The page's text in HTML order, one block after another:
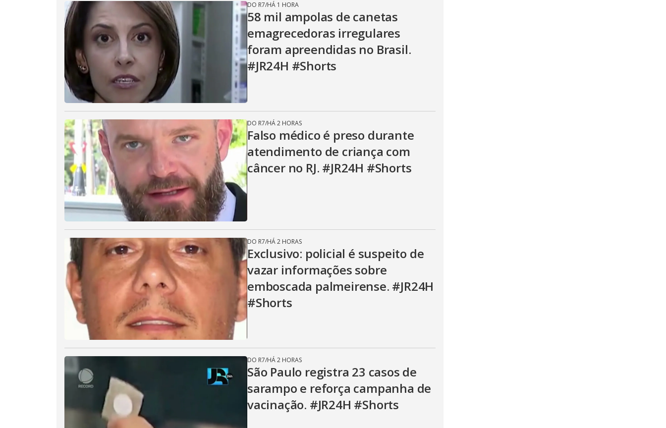
DO R7/HÁ 1 HORA
58 mil ampolas de canetas
emagrecedoras irregulares
foram apreendidas no Brasil.
#JR24H #Shorts
DO R7/HÁ 2 HORAS
Falso médico é preso durante
atendimento de criança com
câncer no RJ. #JR24H #Shorts
DO R7/HÁ 2 HORAS
Exclusivo: policial é suspeito de
vazar informações sobre
emboscada palmeirense. #JR24H
#Shorts
DO R7/HÁ 2 HORAS
São Paulo registra 23 casos de
sarampo e reforça campanha de
vacinação. #JR24H #Shorts